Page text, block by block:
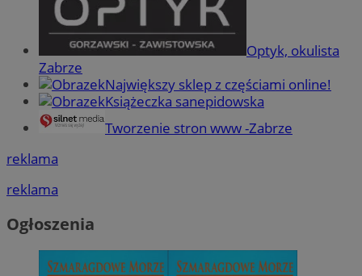
Optyk, okulista
Zabrze
Największy sklep z częściami online!
Książeczka sanepidowska
Tworzenie stron www -Zabrze
reklama
reklama
Ogłoszenia